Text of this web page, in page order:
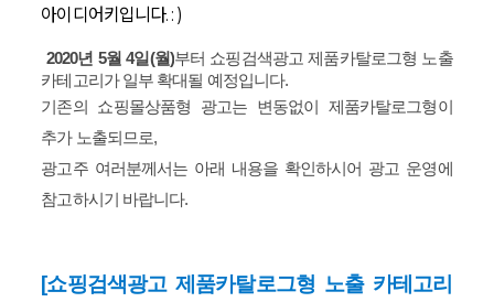
아이디어키입니다. : )
2020년 5월 4일(월)부터 쇼핑검색광고 제품카탈로그형 노출
카테고리가 일부 확대될 예정입니다.
기존의 쇼핑몰상품형 광고는 변동없이 제품카탈로그형이
추가 노출되므로,
광고주 여러분께서는 아래 내용을 확인하시어 광고 운영에
참고하시기 바랍니다.
[쇼핑검색광고 제품카탈로그형 노출 카테고리